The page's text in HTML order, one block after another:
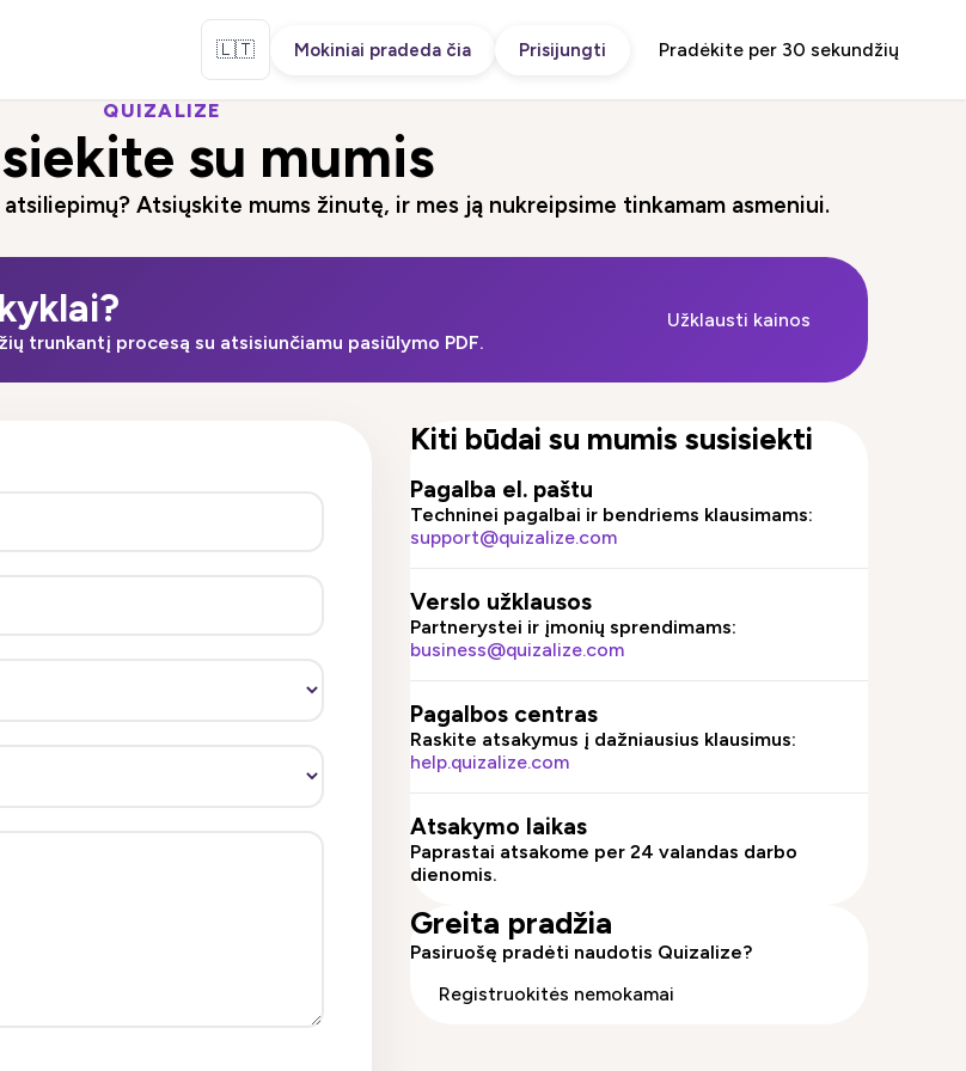
🇱🇹 Mokiniai pradeda čia Prisijungti Pradėkite per 30 sekundžių
QUIZALIZE
su mumis
Atsiųskite mums žinutę, ir mes ją nukreipsime tinkamam asmeniui.
trunkantį procesą su atsisiunčiamu pasiūlymo PDF.
Užklausti kainos
Kiti būdai su mumis susisiekti
Pagalba el. paštu
Techninei pagalbai ir bendriems klausimams:
support@quizalize.com
Verslo užklausos
Partnerystei ir įmonių sprendimams:
business@quizalize.com
Pagalbos centras
Raskite atsakymus į dažniausius klausimus:
help.quizalize.com
Atsakymo laikas
Paprastai atsakome per 24 valandas darbo
dienomis.
Greita pradžia
Pasiruošę pradėti naudotis Quizalize?
Registruokitės nemokamai